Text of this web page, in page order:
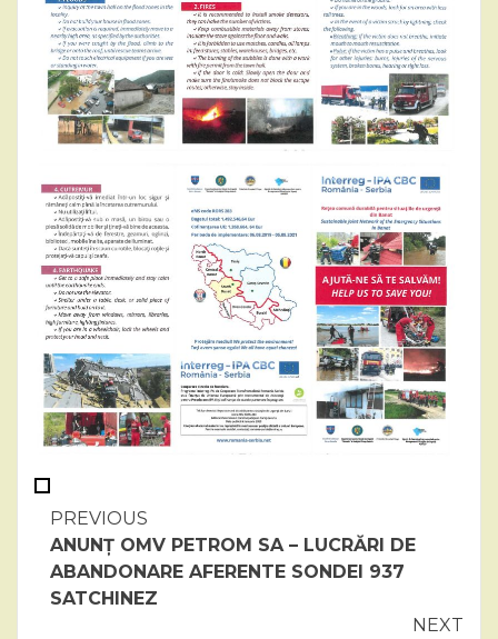
Continue
Reading
PREVIOUS
ANUNȚ OMV PETROM SA – LUCRĂRI DE
ABANDONARE AFERENTE SONDEI 937
SATCHINEZ
NEXT